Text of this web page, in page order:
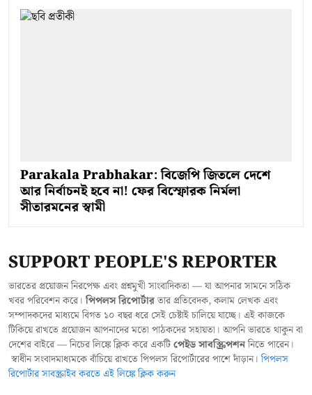
Parakala Prabhakar: বিজেপি জিতলে দেশে
আর নির্বাচনই হবে না! ফের বিস্ফোরক নির্মলা
সীতারমনের স্বামী
SUPPORT PEOPLE'S REPORTER
ভারতের প্রয়োজন নিরপেক্ষ এবং প্রশ্নমুখী সাংবাদিকতা — যা আপনার সামনে সঠিক
খবর পরিবেশন করে।পিপলস রিপোর্টারতার প্রতিবেদক, কলাম লেখক এবং
সম্পাদকদের মাধ্যমে বিগত ১০ বছর ধরে সেই চেষ্টাই চালিয়ে যাচ্ছে। এই কাজকে
টিকিয়ে রাখতে প্রয়োজন আপনাদের মতো পাঠকদের সহায়তা। আপনি ভারতে থাকুন বা
দেশের বাইরে — নিচের লিঙ্কে ক্লিক করে একটিপেইড সাবস্ক্রিপশননিতে পারেন।
স্বাধীন সংবাদমাধ্যমকে বাঁচিয়ে রাখতে পিপলস রিপোর্টারের পাশে দাঁড়ান।পিপলস
রিপোর্টার সাবস্ক্রাইব করতে এই লিঙ্কে ক্লিক করুন